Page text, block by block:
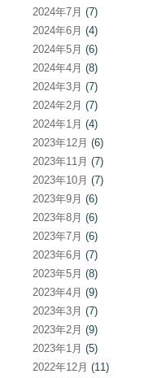
2024年7月 (7)
2024年6月 (4)
2024年5月 (6)
2024年4月 (8)
2024年3月 (7)
2024年2月 (7)
2024年1月 (4)
2023年12月 (6)
2023年11月 (7)
2023年10月 (7)
2023年9月 (6)
2023年8月 (6)
2023年7月 (6)
2023年6月 (7)
2023年5月 (8)
2023年4月 (9)
2023年3月 (7)
2023年2月 (9)
2023年1月 (5)
2022年12月 (11)